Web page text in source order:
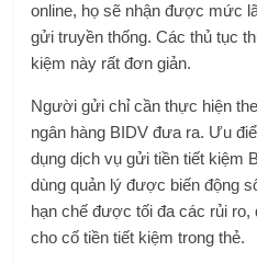
online, họ sẽ nhận được mức
gửi truyền thống. Các thủ tục
kiệm này rất đơn giản.
Người gửi chỉ cần thực hiện
ngân hàng BIDV đưa ra. Ưu
dụng dịch vụ gửi tiền tiết kiệm
dùng quản lý được biến động
hạn chế được tối đa các rủi ro,
cho cố tiền tiết kiệm trong thẻ.